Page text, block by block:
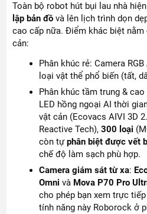
Toàn bộ robot hút bụi lau nhà
lập bản đồ và lên lịch trình dọn
cao cấp nữa. Điểm khác biệt nằm
cản:
Phân khúc rẻ: Camera
loại vật thể phổ biến (tất,
Phân khúc tầm trung &
LED hồng ngoại AI thời
vật cản (Ecovacs AIVI 3D
Reactive Tech),300 loại
còn tựphân biệt được vết
chế độ làm sạch phù hợp.
Camera giám sát từ xa:
Omni và Mova P70 Pro
cho phép bạn xem trực
tính năng này Roborock ở